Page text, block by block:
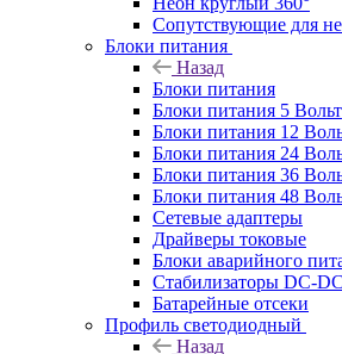
Сопутствующие для
Блоки питания
Назад
Блоки питания
Блоки питания 5 Вольт
Блоки питания 12
Блоки питания 24
Блоки питания 36
Блоки питания 48
Сетевые адаптеры
Драйверы токовые
Блоки аварийного
Стабилизаторы DC-DC
Батарейные отсеки
Профиль светодиодный
Назад